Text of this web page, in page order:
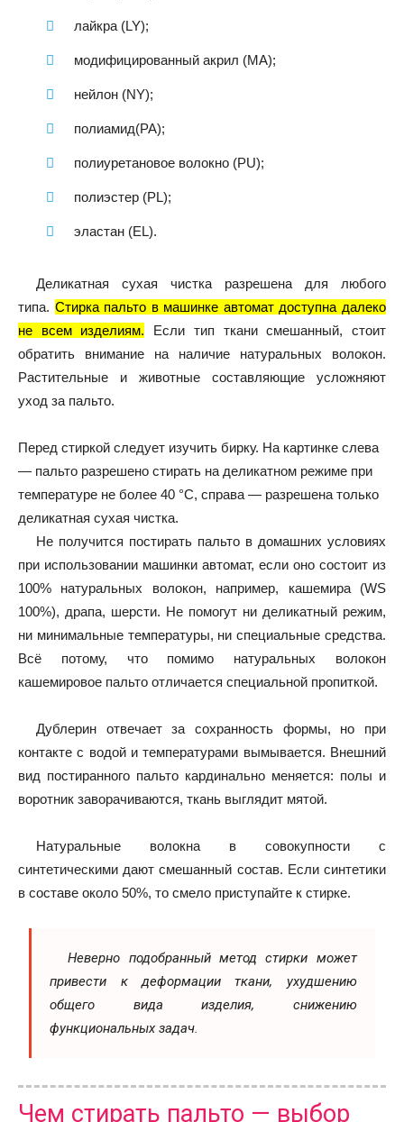
лайкра (LY);
модифицированный акрил (MA);
нейлон (NY);
полиамид(PA);
полиуретановое волокно (PU);
полиэстер (PL);
эластан (EL).
Деликатная сухая чистка разрешена для любого
типа. Стирка пальто в машинке автомат доступна далеко
не всем изделиям. Если тип ткани смешанный, стоит
обратить внимание на наличие натуральных волокон.
Растительные и животные составляющие усложняют
уход за пальто.
Перед стиркой следует изучить бирку. На картинке слева
— пальто разрешено стирать на деликатном режиме при
температуре не более 40 °C, справа — разрешена только
деликатная сухая чистка.
Не получится постирать пальто в домашних условиях
при использовании машинки автомат, если оно состоит из
100% натуральных волокон, например, кашемира (WS
100%), драпа, шерсти. Не помогут ни деликатный режим,
ни минимальные температуры, ни специальные средства.
Всё потому, что помимо натуральных волокон
кашемировое пальто отличается специальной пропиткой.
Дублерин отвечает за сохранность формы, но при
контакте с водой и температурами вымывается. Внешний
вид постиранного пальто кардинально меняется: полы и
воротник заворачиваются, ткань выглядит мятой.
Натуральные волокна в совокупности с
синтетическими дают смешанный состав. Если синтетики
в составе около 50%, то смело приступайте к стирке.
Неверно подобранный метод стирки может
привести к деформации ткани, ухудшению
общего вида изделия, снижению
функциональных задач.
Чем стирать пальто — выбор